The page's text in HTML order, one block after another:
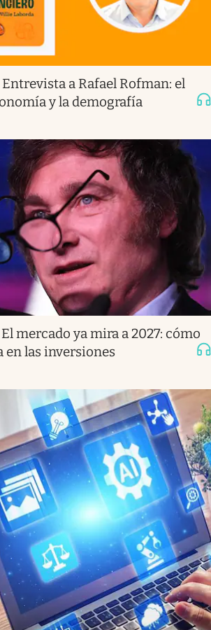
Entrevista a Rafael Rofman: el
y la demografía
El mercado ya mira a 2027: cómo
las inversiones